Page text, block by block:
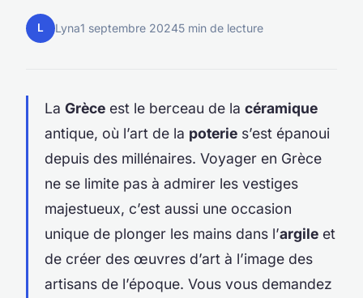
L Lyna1 septembre 20245 min de lecture
La Grèce est le berceau de la céramique
antique, où l’art de la poterie s’est épanoui
depuis des millénaires. Voyager en Grèce
ne se limite pas à admirer les vestiges
majestueux, c’est aussi une occasion
unique de plonger les mains dans l’argile et
de créer des œuvres d’art à l’image des
artisans de l’époque. Vous vous demandez